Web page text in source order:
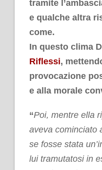
tramite
e qualche altra
come.
In questo clima
Riflessi,
provocazione
e alla morale
“Poi, mentre ella
aveva cominciato
se fosse stata
lui tramutatosi in